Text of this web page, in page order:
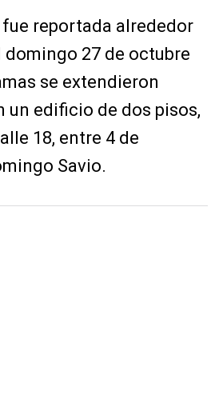
reportada alrededor
domingo 27 de octubre
se extendieron
un edificio de dos pisos,
18, entre 4 de
Savio.